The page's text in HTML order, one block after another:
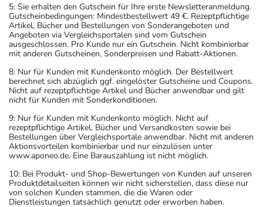
5: Sie erhalten den Gutschein für Ihre erste Newsletteranmeldung.
Gutscheinbedingungen: Mindestbestellwert 49 €. Rezeptpflichtige
Artikel, Bücher und Bestellungen von Sonderangeboten und
Angeboten via Vergleichsportalen sind vom Gutschein
ausgeschlossen. Pro Kunde nur ein Gutschein. Nicht kombinierbar
mit anderen Gutscheinen, Sonderpreisen und Rabatt-Aktionen.
8: Nur für Kunden mit Kundenkonto möglich. Der Bestellwert
berechnet sich abzüglich ggf. eingelöster Gutscheine und Coupons.
Nicht auf rezeptpflichtige Artikel und Bücher anwendbar und gilt
nicht für Kunden mit Sonderkonditionen.
9: Nur für Kunden mit Kundenkonto möglich. Nicht auf
rezeptpflichtige Artikel, Bücher und Versandkosten sowie bei
Bestellungen über Vergleichsportale anwendbar. Nicht mit anderen
Aktionsvorteilen kombinierbar und nur einzulösen unter
www.aponeo.de. Eine Barauszahlung ist nicht möglich.
10: Bei Produkt- und Shop-Bewertungen von Kunden auf unseren
Produktdetailseiten können wir nicht sicherstellen, dass diese nur
von solchen Kunden stammen, die die Waren oder
Dienstleistungen tatsächlich genutzt oder erworben haben.